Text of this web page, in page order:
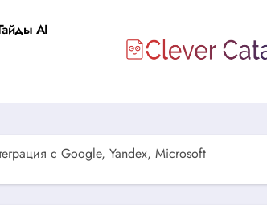
AI
с Google, Yandex, Microsoft